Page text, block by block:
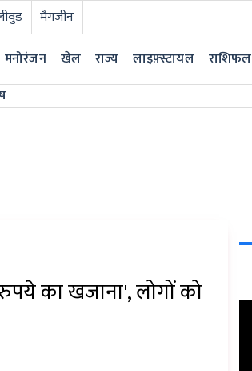
मैगजीन
मनोरंजन खेल राज्य लाइफ़्स्टायल राशिफल
का खजाना', लोगों को